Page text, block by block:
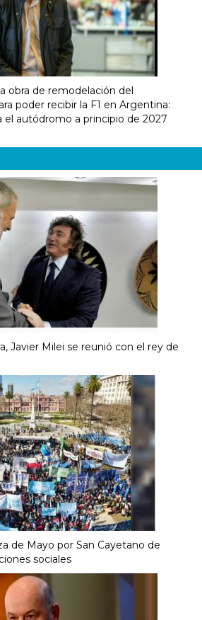
obra de remodelación del
poder recibir la F1 en Argentina:
autódromo a principio de 2027
Javier Milei se reunió con el rey de
de Mayo por San Cayetano de
sociales